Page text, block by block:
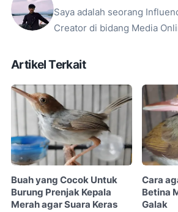
Saya adalah seorang
Creator di bidang Media
Artikel Terkait
Buah yang Cocok Untuk
Burung Prenjak Kepala
Merah agar Suara Keras
Cara
Betina
Galak